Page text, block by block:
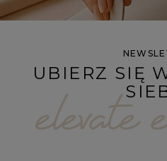
UBIERZ SIĘ